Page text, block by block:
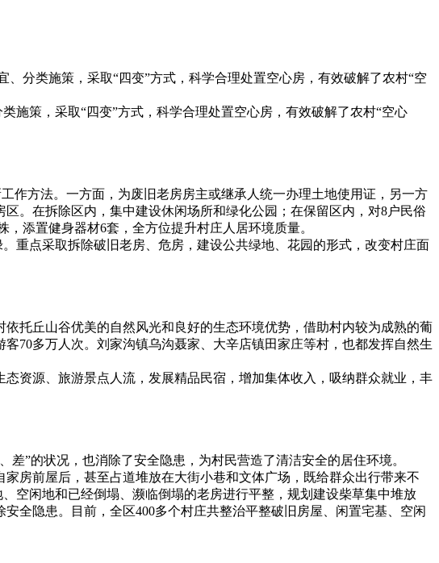
分类施策，采取“四变”方式，科学合理处置空心房，有效破解了农村“空
施策，采取“四变”方式，科学合理处置空心房，有效破解了农村“空心
作方法。一方面，为废旧老房房主或继承人统一办理土地使用证，另一方
。在拆除区内，集中建设休闲场所和绿化公园；在保留区内，对8户民俗
添置健身器材6套，全方位提升村庄人居环境质量。
重点采取拆除破旧老房、危房，建设公共绿地、花园的形式，改变村庄面
托丘山谷优美的自然风光和良好的生态环境优势，借助村内较为成熟的葡
70多万人次。刘家沟镇乌沟聂家、大辛店镇田家庄等村，也都发挥自然生
资源、旅游景点人流，发展精品民宿，增加集体收入，吸纳群众就业，丰
”的状况，也消除了安全隐患，为村民营造了清洁安全的居住环境。
房前屋后，甚至占道堆放在大街小巷和文体广场，既给群众出行带来不
空闲地和已经倒塌、濒临倒塌的老房进行平整，规划建设柴草集中堆放
全隐患。目前，全区400多个村庄共整治平整破旧房屋、闲置宅基、空闲